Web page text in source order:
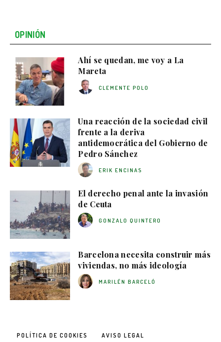
OPINIÓN
Ahí se quedan, me voy a La
Mareta
CLEMENTE POLO
Una reacción de la sociedad civil
frente a la deriva
antidemocrática del Gobierno de
Pedro Sánchez
ERIK ENCINAS
El derecho penal ante la invasión
de Ceuta
GONZALO QUINTERO
Barcelona necesita construir más
viviendas, no más ideología
MARILÉN BARCELÓ
POLÍTICA DE COOKIES AVISO LEGAL